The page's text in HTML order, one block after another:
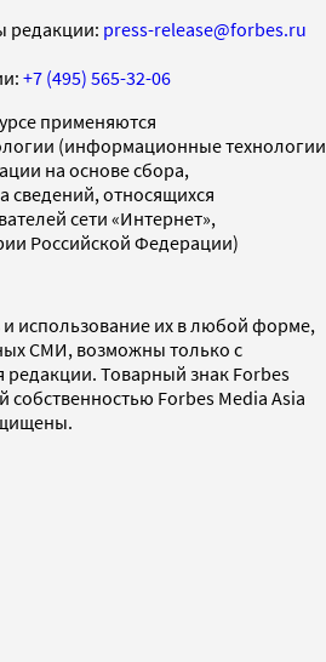
редакции: press-release@forbes.ru
+7 (495) 565-32-06
применяются
(информационные технологии
на основе сбора,
сведений, относящихся
сети «Интернет»,
Российской Федерации)
использование их в любой форме,
СМИ, возможны только с
Товарный знак Forbes
собственностью Forbes Media Asia